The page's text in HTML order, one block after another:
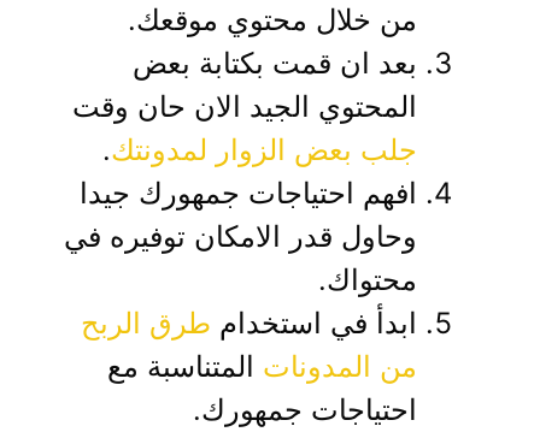
من خلال محتوي موقعك.
بعد ان قمت بكتابة بعض
المحتوي الجيد الان حان وقت
جلب بعض الزوار لمدونتك.
افهم احتياجات جمهورك جيدا
وحاول قدر الامكان توفيره في
محتواك.
ابدأ في استخدام طرق الربح
من المدونات المتناسبة مع
احتياجات جمهورك.